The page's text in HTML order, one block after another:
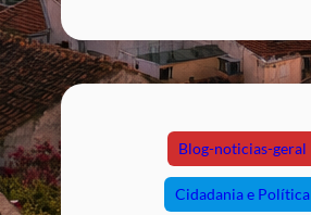
Blog-noticias-geral
Cidadania e Política